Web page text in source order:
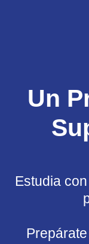
Un
Estudia